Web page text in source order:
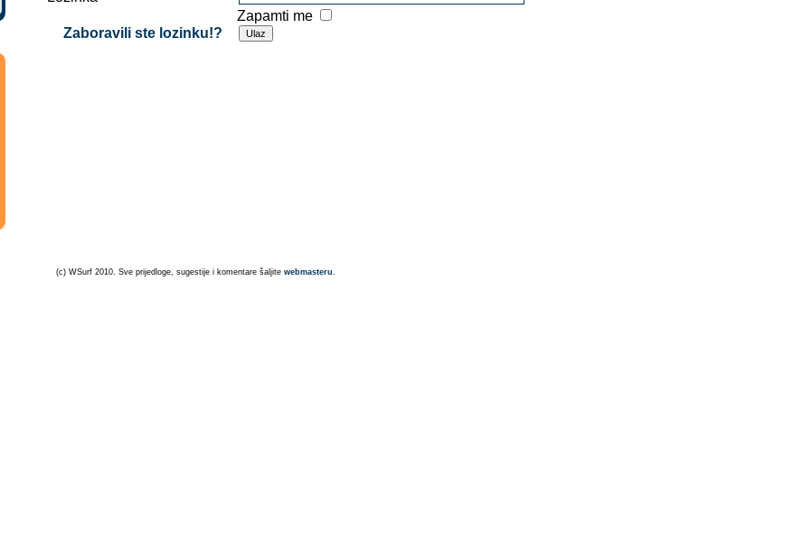
Zapamti me
Zaboravili ste lozinku!?
(c) WSurf 2010. Sve prijedloge, sugestije i komentare šaljite webmasteru